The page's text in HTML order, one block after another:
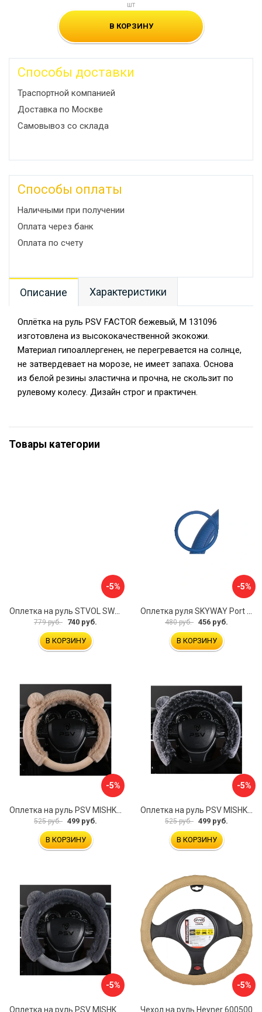
шт
В КОРЗИНУ
Способы доставки
Траспортной компанией
Доставка по Москве
Самовывоз со склада
Способы оплаты
Наличными при получении
Оплата через банк
Оплата по счету
Описание Характеристики
Оплётка на руль PSV FACTOR бежевый, M 131096
изготовлена из высококачественной экокожи.
Материал гипоаллергенен, не перегревается на солнце,
не затвердевает на морозе, не имеет запаха. Основа
из белой резины эластична и прочна, не скользит по
рулевому колесу. Дизайн строг и практичен.
Товары категории
-5%
779 руб. 740 руб.
В КОРЗИНУ
-5%
480 руб. 456 руб.
В КОРЗИНУ
-5%
Оплетка на руль PSV MISHKA Premium 136099
525 руб. 499 руб.
В КОРЗИНУ
-5%
Оплетка на руль PSV MISHKA Premium 136095
525 руб. 499 руб.
В КОРЗИНУ
-5% -5%
Чехол на руль Heyner 600500